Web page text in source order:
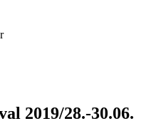
2019/28.-30.06.